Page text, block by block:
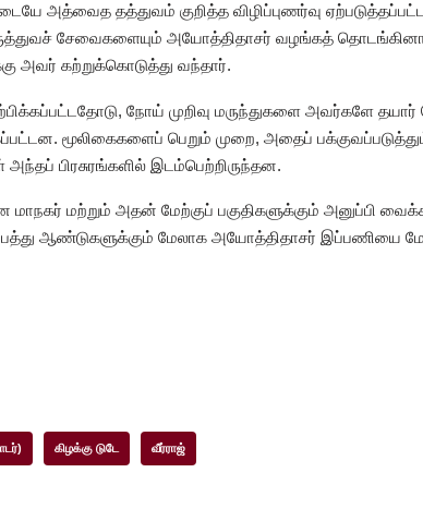
அத்வைத தத்துவம் குறித்த விழிப்புணர்வு
சேவைகளையும் அயோத்திதாசர் வழங்கத்
அவர் கற்றுக்கொடுத்து வந்தார்.
நோய் முறிவு மருந்துகளை அவர்களே
மூலிகைகளைப் பெறும் முறை, அதைப்
பிரசுரங்களில் இடம்பெற்றிருந்தன.
மற்றும் அதன் மேற்குப் பகுதிகளுக்கும் அனுப்பி
பத்து ஆண்டுகளுக்கும் மேலாக அயோத்திதாசர் இப்பணியை
கிழக்கு டுடே வீர்ராஜ்